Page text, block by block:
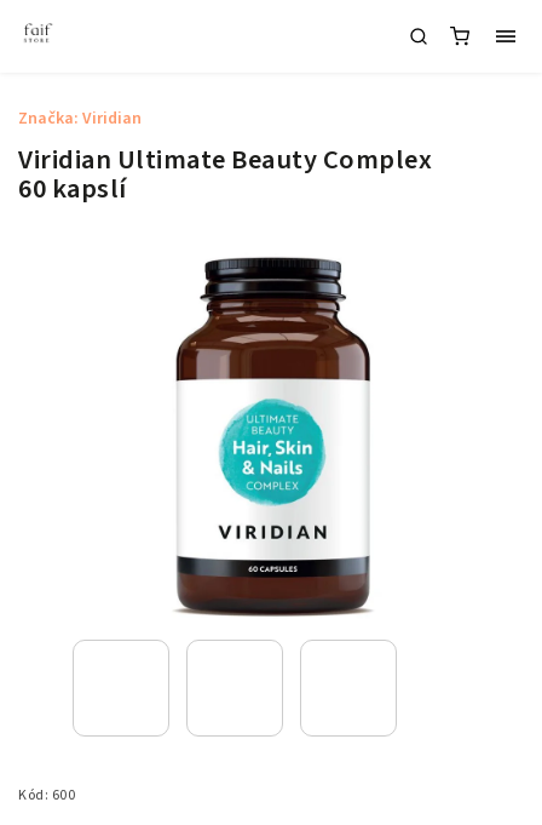
Viridian Ultimate Beauty Complex
60 kapslí
Kód: 600
Značka: Viridian